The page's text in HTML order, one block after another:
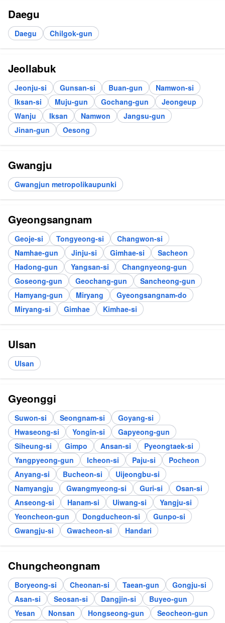
Daegu
Daegu Chilgok-gun
Jeollabuk
Jeonju-si Gunsan-si Buan-gun
Namwon-si
Iksan-si
Muju-gun Gochang-gun
Jeongeup
Wanju
Iksan Namwon
Jangsu-gun
Jinan-gun
Oesong
Gwangju
Gwangjun metropolikaupunki
Gyeongsangnam
Geoje-si Tongyeong-si
Changwon-si
Namhae-gun
Jinju-si Gimhae-si
Sacheon
Hadong-gun
Yangsan-si
Changnyeong-gun
Goseong-gun
Geochang-gun
Sancheong-gun
Hamyang-gun
Miryang
Gyeongsangnam-do
Miryang-si
Gimhae Kimhae-si
Ulsan
Ulsan
Gyeonggi
Suwon-si Seongnam-si
Goyang-si
Hwaseong-si
Yongin-si
Gapyeong-gun
Siheung-si
Gimpo Ansan-si
Pyeongtaek-si
Yangpyeong-gun
Icheon-si Paju-si
Pocheon
Anyang-si
Bucheon-si
Uijeongbu-si
Namyangju
Gwangmyeong-si Guri-si
Osan-si
Anseong-si
Hanam-si Uiwang-si
Yangju-si
Yeoncheon-gun
Dongducheon-si
Gunpo-si
Gwangju-si
Gwacheon-si Handari
Chungcheongnam
Boryeong-si Cheonan-si Taean-gun
Gongju-si
Asan-si
Seosan-si Dangjin-si
Buyeo-gun
Yesan
Nonsan Hongseong-gun
Seocheon-gun